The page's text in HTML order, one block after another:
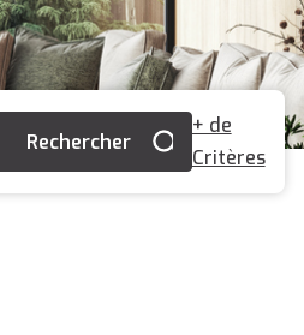
+ de
Critères